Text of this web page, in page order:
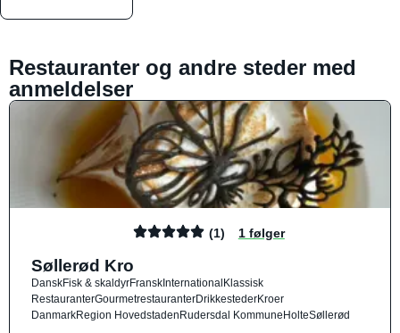
Restauranter og andre steder med
anmeldelser
(1) 1 følger
Søllerød Kro
DanskFisk & skaldyrFranskInternationalKlassisk
RestauranterGourmetrestauranterDrikkestederKroer
DanmarkRegion HovedstadenRudersdal KommuneHolteSøllerød